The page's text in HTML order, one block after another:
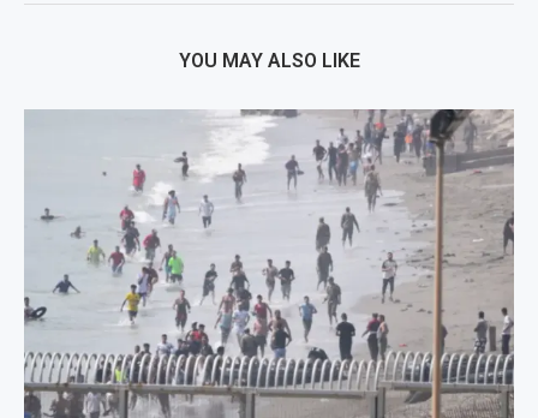
YOU MAY ALSO LIKE